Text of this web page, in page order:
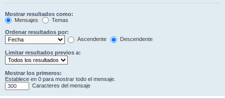
Mostrar resultados como:
Mensajes
Temas
Ordenar resultados por:
Ascendente
Descendente
Limitar resultados previos a:
Mostrar los primeros:
Establece en 0 para mostrar todo el mensaje.
Caracteres del mensaje